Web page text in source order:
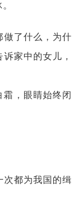
做了什么，为什
家中的女儿，
次都为我国的缉